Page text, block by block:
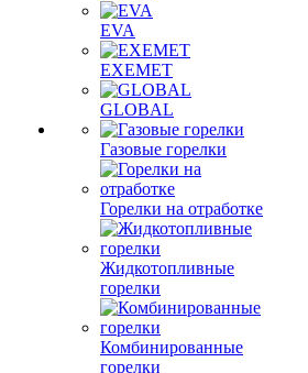
EVA
EXEMET
GLOBAL
Газовые горелки
Горелки на отработке
Жидкотопливные
горелки
Комбинированные
горелки